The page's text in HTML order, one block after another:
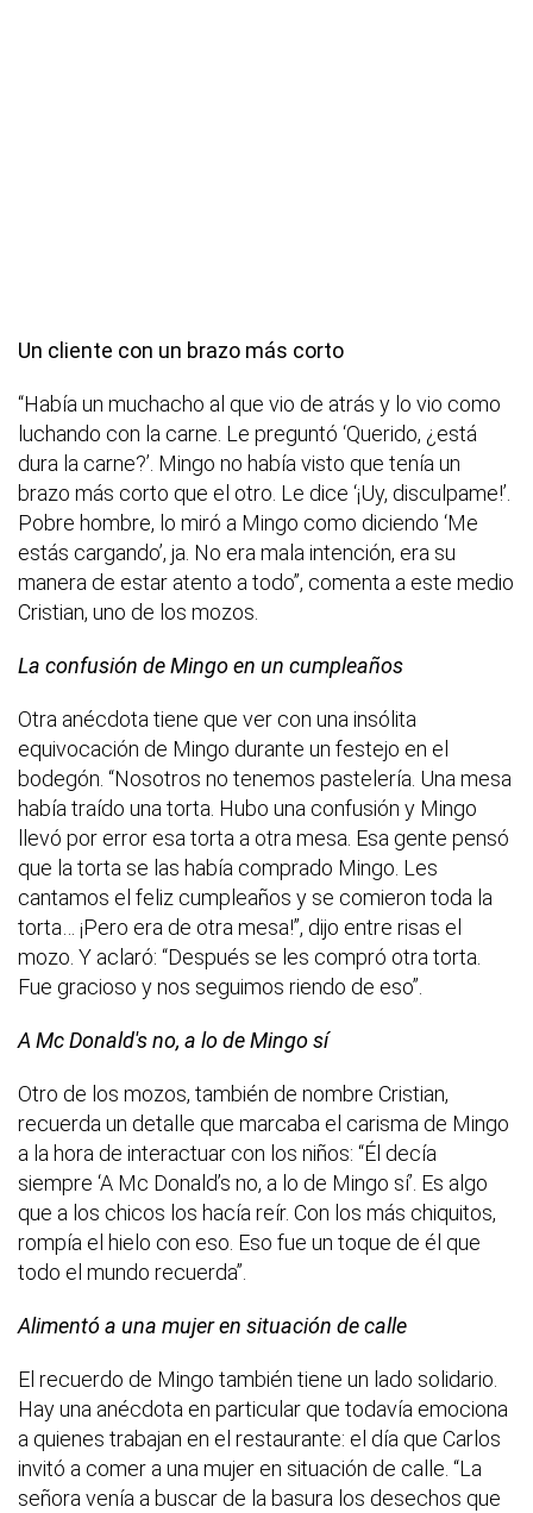
Un cliente con un brazo más corto
“Había un muchacho al que vio de atrás y lo vio como
luchando con la carne. Le preguntó ‘Querido, ¿está
dura la carne?’. Mingo no había visto que tenía un
brazo más corto que el otro. Le dice ‘¡Uy, disculpame!’.
Pobre hombre, lo miró a Mingo como diciendo ‘Me
estás cargando’, ja. No era mala intención, era su
manera de estar atento a todo”, comenta a este medio
Cristian, uno de los mozos.
La confusión de Mingo en un cumpleaños
Otra anécdota tiene que ver con una insólita
equivocación de Mingo durante un festejo en el
bodegón. “Nosotros no tenemos pastelería. Una mesa
había traído una torta. Hubo una confusión y Mingo
llevó por error esa torta a otra mesa. Esa gente pensó
que la torta se las había comprado Mingo. Les
cantamos el feliz cumpleaños y se comieron toda la
torta… ¡Pero era de otra mesa!”, dijo entre risas el
mozo. Y aclaró: “Después se les compró otra torta.
Fue gracioso y nos seguimos riendo de eso”.
A Mc Donald's no, a lo de Mingo sí
Otro de los mozos, también de nombre Cristian,
recuerda un detalle que marcaba el carisma de Mingo
a la hora de interactuar con los niños: “Él decía
siempre ‘A Mc Donald’s no, a lo de Mingo sí’. Es algo
que a los chicos los hacía reír. Con los más chiquitos,
rompía el hielo con eso. Eso fue un toque de él que
todo el mundo recuerda”.
Alimentó a una mujer en situación de calle
El recuerdo de Mingo también tiene un lado solidario.
Hay una anécdota en particular que todavía emociona
a quienes trabajan en el restaurante: el día que Carlos
invitó a comer a una mujer en situación de calle. “La
señora venía a buscar de la basura los desechos que